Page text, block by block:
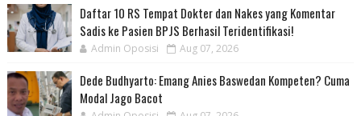
Daftar 10 RS Tempat Dokter dan Nakes yang Komentar
Sadis ke Pasien BPJS Berhasil Teridentifikasi!
Admin Oposisi Aug 07, 2026
Dede Budhyarto: Emang Anies Baswedan Kompeten? Cuma
Modal Jago Bacot